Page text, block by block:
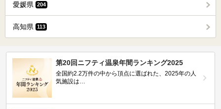
愛媛県 204
高知県 113
第20回ニフティ温泉年間ランキング2025
全国約2.2万件の中から頂点に選ばれた、2025年の人
気施設は…